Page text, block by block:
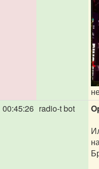
00:45:26 radio-t bot